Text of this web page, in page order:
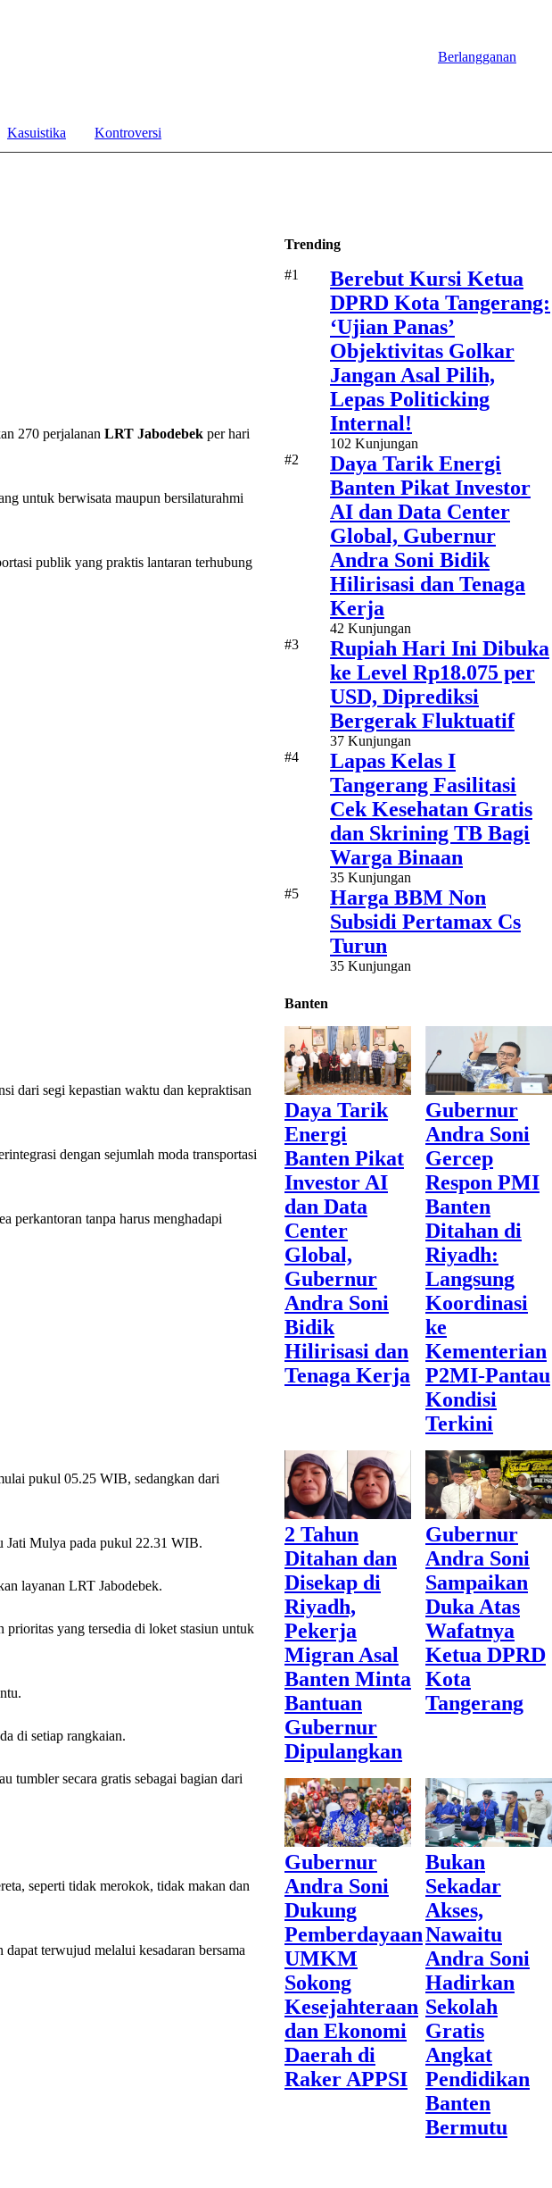
Berlangganan
Kasuistika Kontroversi
270 perjalanan LRT Jabodebek per hari
untuk berwisata maupun bersilaturahmi
publik yang praktis lantaran terhubung
dari segi kepastian waktu dan kepraktisan
dengan sejumlah moda transportasi
perkantoran tanpa harus menghadapi
pukul 05.25 WIB, sedangkan dari
Jati Mulya pada pukul 22.31 WIB.
layanan LRT Jabodebek.
prioritas yang tersedia di loket stasiun untuk
di setiap rangkaian.
tumbler secara gratis sebagai bagian dari
seperti tidak merokok, tidak makan dan
terwujud melalui kesadaran bersama
Trending
#1
Berebut Kursi Ketua
DPRD Kota Tangerang:
‘Ujian Panas’
Objektivitas Golkar
Jangan Asal Pilih,
Lepas Politicking
Internal!
102 Kunjungan
#2
Daya Tarik Energi
Banten Pikat Investor
AI dan Data Center
Global, Gubernur
Andra Soni Bidik
Hilirisasi dan Tenaga
Kerja
42 Kunjungan
#3
Rupiah Hari Ini Dibuka
ke Level Rp18.075 per
USD, Diprediksi
Bergerak Fluktuatif
37 Kunjungan
#4
Lapas Kelas I
Tangerang Fasilitasi
Cek Kesehatan Gratis
dan Skrining TB Bagi
Warga Binaan
35 Kunjungan
#5
Harga BBM Non
Subsidi Pertamax Cs
Turun
35 Kunjungan
Banten
Daya Tarik
Energi
Banten Pikat
Investor AI
dan Data
Center
Global,
Gubernur
Andra Soni
Bidik
Hilirisasi dan
Tenaga Kerja
Gubernur
Andra Soni
Gercep
Respon PMI
Banten
Ditahan di
Riyadh:
Langsung
Koordinasi
ke
Kementerian
P2MI-Pantau
Kondisi
Terkini
2 Tahun
Ditahan dan
Disekap di
Riyadh,
Pekerja
Migran Asal
Banten Minta
Bantuan
Gubernur
Dipulangkan
Gubernur
Andra Soni
Sampaikan
Duka Atas
Wafatnya
Ketua DPRD
Kota
Tangerang
Gubernur
Andra Soni
Dukung
Pemberdayaan
UMKM
Sokong
Kesejahteraan
dan Ekonomi
Daerah di
Raker APPSI
Bukan
Sekadar
Akses,
Nawaitu
Andra Soni
Hadirkan
Sekolah
Gratis
Angkat
Pendidikan
Banten
Bermutu